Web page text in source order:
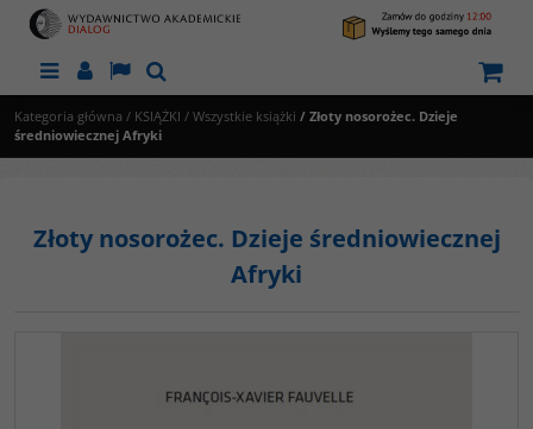
MenuPanelLangSzukaj
Kategoria główna / KSIĄŻKI / Wszystkie książki / Złoty nosorożec. Dzieje
średniowiecznej Afryki
Złoty nosorożec. Dzieje średniowiecznej
Afryki